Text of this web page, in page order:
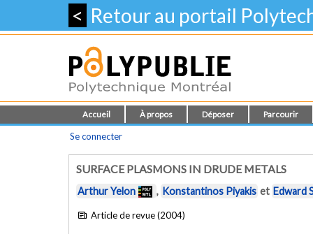
< Retour au portail
Accueil À propos Déposer Parcourir
Se connecter
SURFACE PLASMONS IN DRUDE METALS
Arthur Yelon , Konstantinos Piyakis et Edward
Article de revue (2004)